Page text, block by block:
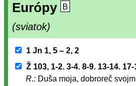
Európy
B
(sviatok)
1 Jn 1, 5 – 2, 2
Ž 103, 1-2. 3-4. 8-9. 13-14. 17-
R.: Duša moja, dobroreč